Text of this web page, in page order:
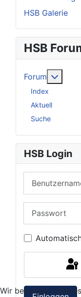
HSB Galerie
HSB
Forum
Index
Aktuell
Suche
HSB Login
Wir benutzen Cookies